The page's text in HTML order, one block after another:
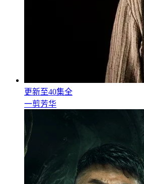
更新至40集全
一剪芳华